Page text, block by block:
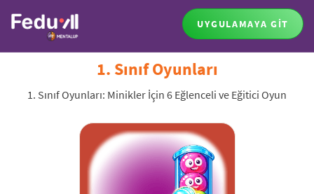
UYGULAMAYA GİT
1. Sınıf Oyunları
1. Sınıf Oyunları: Minikler İçin 6 Eğlenceli ve Eğitici Oyun